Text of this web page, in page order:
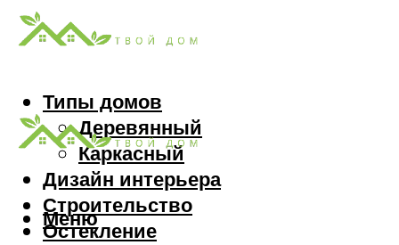
Типы домов
Деревянный
Каркасный
Дизайн интерьера
Строительство
Остекление
Меню